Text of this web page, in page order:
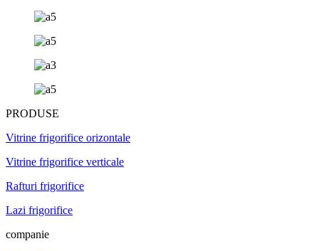
PRODUSE
Vitrine frigorifice orizontale
Vitrine frigorifice verticale
Rafturi frigorifice
Lazi frigorifice
companie